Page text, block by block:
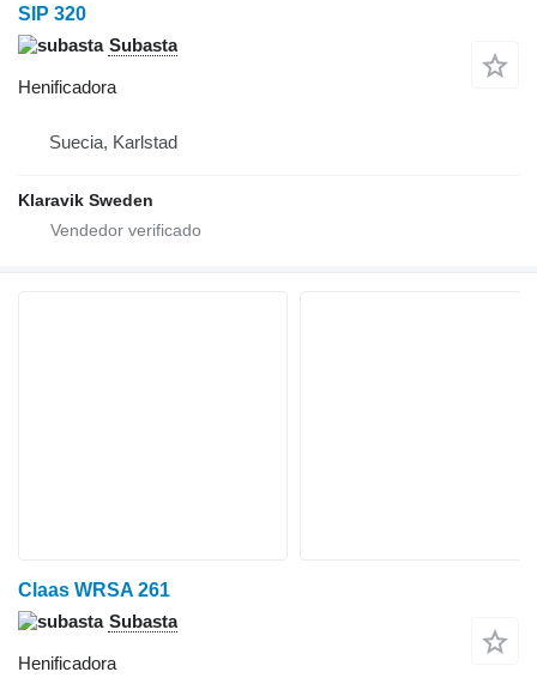
SIP 320
Subasta
Henificadora
Suecia, Karlstad
Klaravik Sweden
Claas WRSA 261
Subasta
Henificadora